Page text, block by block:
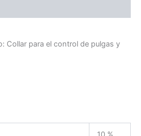
Collar para el control de pulgas y